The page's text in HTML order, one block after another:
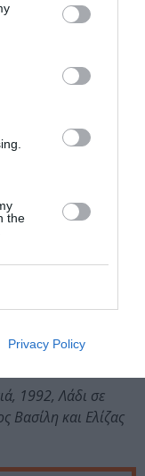
the
Privacy Policy
διορατικό
(1972 – 1981)
συνθέσεων που
το τέλος της
πλειάδα εκθέσεων
μεγάλων
τέχνη και
της École
υψηλές
της Τιμής
αργότερα του
des Arts et des
1992, Λάδι σε
Βασίλη και Ελίζας